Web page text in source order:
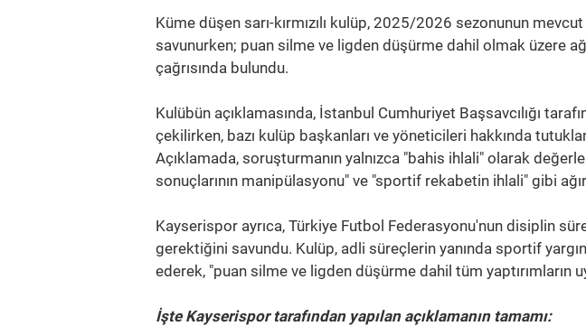
Küme düşen sarı-kırmızılı kulüp, 2025/2026 sezonunun
savunurken; puan silme ve ligden düşürme dahil olmak üzere
çağrısında bulundu.
Kulübün açıklamasında, İstanbul Cumhuriyet Başsavcılığı
çekilirken, bazı kulüp başkanları ve yöneticileri hakkında
Açıklamada, soruşturmanın yalnızca "bahis ihlali" olarak
sonuçlarının manipülasyonu" ve "sportif rekabetin ihlali" gibi
Kayserispor ayrıca, Türkiye Futbol Federasyonu'nun disiplin
gerektiğini savundu. Kulüp, adli süreçlerin yanında sportif
ederek, "puan silme ve ligden düşürme dahil tüm yaptırımların
İşte Kayserispor tarafından yapılan açıklamanın tamamı: